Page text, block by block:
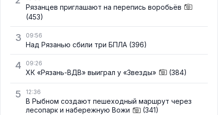
Рязанцев приглашают на перепись воробьёв
(453)
3 09:56
Над Рязанью сбили три БПЛА (396)
4 09:26
ХК «Рязань-ВДВ» выиграл у «Звезды» (384)
5 12:36
В Рыбном создают пешеходный маршрут через
лесопарк и набережную Вожи
(341)